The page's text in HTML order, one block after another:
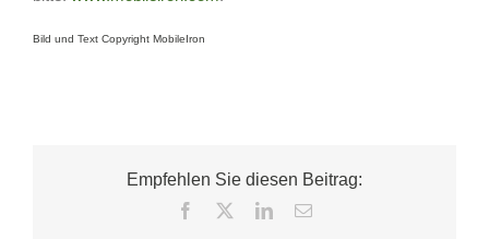
Bild und Text Copyright MobileIron
Empfehlen Sie diesen Beitrag:
Facebook LinkedIn
E-